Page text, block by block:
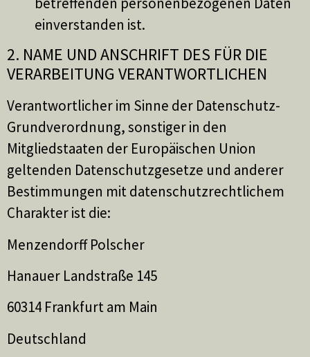
einverstanden ist.
2. NAME UND ANSCHRIFT DES FÜR DIE
VERARBEITUNG VERANTWORTLICHEN
Verantwortlicher im Sinne der Datenschutz-
Grundverordnung, sonstiger in den
Mitgliedstaaten der Europäischen Union
geltenden Datenschutzgesetze und anderer
Bestimmungen mit datenschutzrechtlichem
Charakter ist die:
Menzendorff Polscher
Hanauer Landstraße 145
60314 Frankfurt am Main
Deutschland